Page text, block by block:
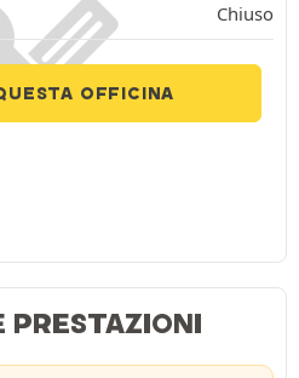
Chiuso
OFFICINA
PRESTAZIONI